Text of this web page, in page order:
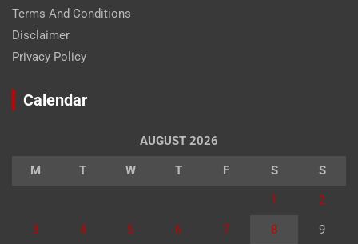
Terms And Conditions
Disclaimer
Privacy Policy
Calendar
AUGUST 2026
M T W T F S S
1 2
3 4 5 6 7 8 9